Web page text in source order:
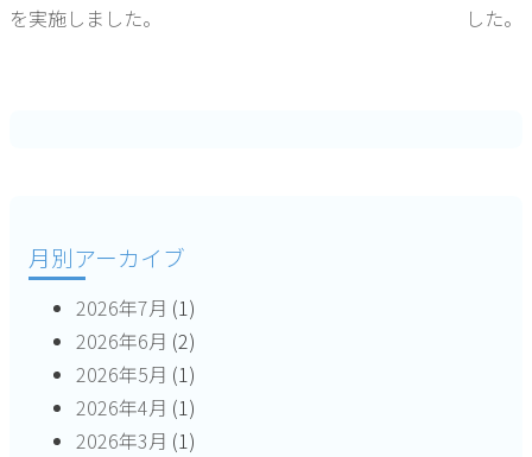
ナ
ョ
を実施しました。
した。
月別アーカイブ
2026年7月 (1)
2026年6月 (2)
2026年5月 (1)
2026年4月 (1)
2026年3月 (1)